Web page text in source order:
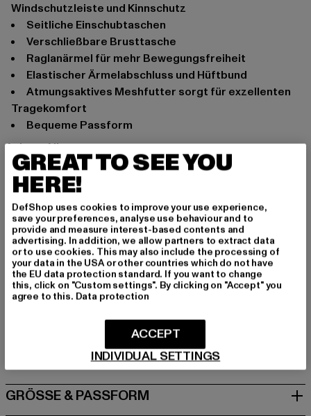
Windschutzleiste und Kinnschutz
Seitliche Einschubtaschen
Verschließbare Brusttasche
Raglanärmel für mehr Bewegungsfreiheit
Elastischer Ärmelabschluss und Hüftbund
Atmungsaktives Meshfutter sorgt für exzellenten
Tragekomfort
Bequeme Passform
Anlass: Alltag
Ausschnitt: Kapuze
Ärmelart: Langarm
Verschlussarten: Reißverschluss
Marke: Brandit
Kat.: Übergangsjacken
Farbe: camouflage
Hersteller Farbe: woodland
Materialzusammensetzung: 100% Polyester
Art.Nr: BD55005-00992
Hersteller: Brandit Textil GmbH |info@brandit-wear.com
Spichernstraße 6a | 50672 Köln | DE
GRÖSSE & PASSFORM
GREAT TO SEE YOU
HERE!
DefShop uses cookies to improve your use experience,
save your preferences, analyse use behaviour and to
provide and measure interest-based contents and
advertising. In addition, we allow partners to extract data
or to use cookies. This may also include the processing of
your data in the USA or other countries which do not have
the EU data protection standard. If you want to change
this, click on "Custom settings". By clicking on "Accept" you
agree to this. Data protection
INDIVIDUAL SETTINGS
ACCEPT